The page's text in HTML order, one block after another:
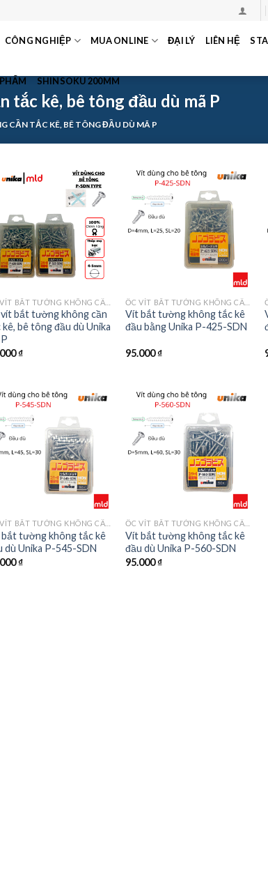
CÔNG NGHIỆP MUA ONLINE ĐẠI LÝ LIÊN HỆ
SHINSOKU 200MM
kê, bê tông đầu dù mã P
CẦN TẮC KÊ, BÊ TÔNG ĐẦU DÙ MÃ P
bắt tường không cần
bê tông đầu dù Unika
₫
Vít bắt tường không tắc kê
đầu bằng Unika P-425-SDN
95.000₫
tường không tắc kê
dù Unika P-545-SDN
₫
Vít bắt tường không tắc kê
đầu dù Unika P-560-SDN
95.000₫